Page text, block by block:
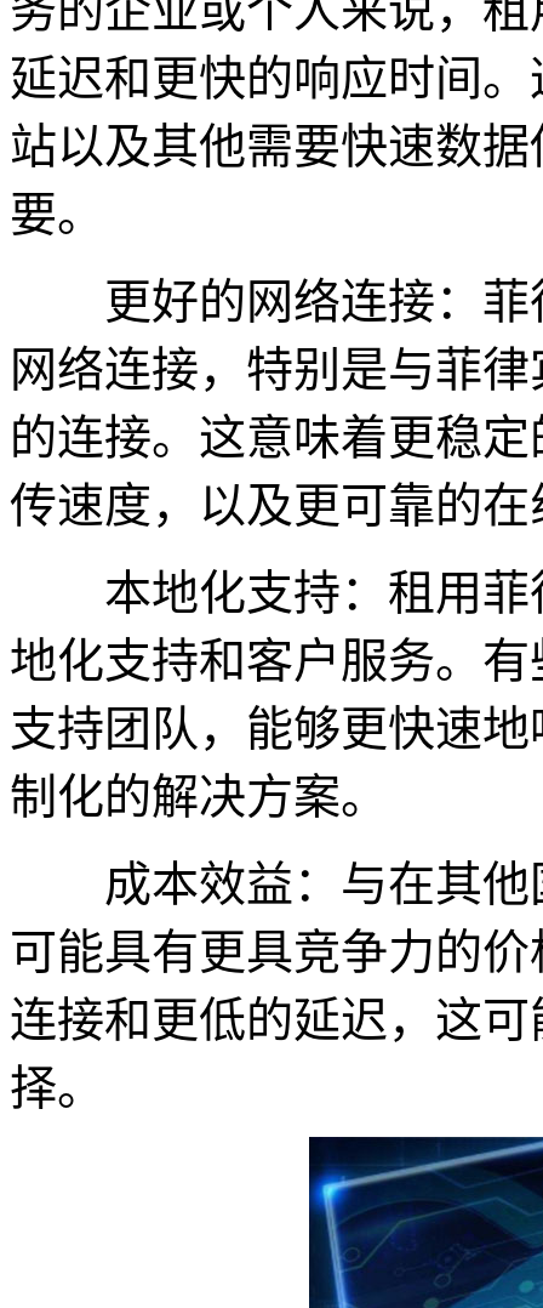
延迟和更快的响应时间
站以及其他需要快速数
要。
更好的网络连接：菲
网络连接，特别是与菲
的连接。这意味着更稳
传速度，以及更可靠的
本地化支持：租用菲
地化支持和客户服务。
支持团队，能够更快速
制化的解决方案。
成本效益：与在其他
可能具有更具竞争力的
连接和更低的延迟，这
择。